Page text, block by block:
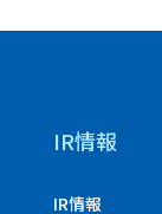
IR情報
IR情報